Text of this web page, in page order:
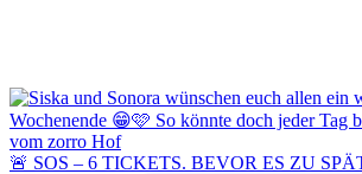
🚨 SOS – 6 TICKETS. BEVOR ES ZU